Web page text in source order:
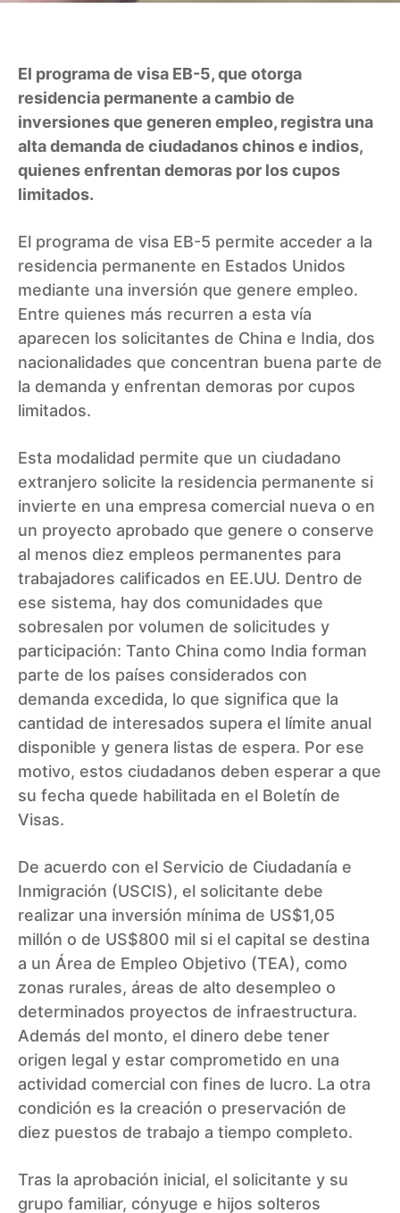
El programa de visa EB-5, que otorga
residencia permanente a cambio de
inversiones que generen empleo, registra una
alta demanda de ciudadanos chinos e indios,
quienes enfrentan demoras por los cupos
limitados.
El programa de visa EB-5 permite acceder a la
residencia permanente en Estados Unidos
mediante una inversión que genere empleo.
Entre quienes más recurren a esta vía
aparecen los solicitantes de China e India, dos
nacionalidades que concentran buena parte de
la demanda y enfrentan demoras por cupos
limitados.
Esta modalidad permite que un ciudadano
extranjero solicite la residencia permanente si
invierte en una empresa comercial nueva o en
un proyecto aprobado que genere o conserve
al menos diez empleos permanentes para
trabajadores calificados en EE.UU. Dentro de
ese sistema, hay dos comunidades que
sobresalen por volumen de solicitudes y
participación: Tanto China como India forman
parte de los países considerados con
demanda excedida, lo que significa que la
cantidad de interesados supera el límite anual
disponible y genera listas de espera. Por ese
motivo, estos ciudadanos deben esperar a que
su fecha quede habilitada en el Boletín de
Visas.
De acuerdo con el Servicio de Ciudadanía e
Inmigración (USCIS), el solicitante debe
realizar una inversión mínima de US$1,05
millón o de US$800 mil si el capital se destina
a un Área de Empleo Objetivo (TEA), como
zonas rurales, áreas de alto desempleo o
determinados proyectos de infraestructura.
Además del monto, el dinero debe tener
origen legal y estar comprometido en una
actividad comercial con fines de lucro. La otra
condición es la creación o preservación de
diez puestos de trabajo a tiempo completo.
Tras la aprobación inicial, el solicitante y su
grupo familiar, cónyuge e hijos solteros